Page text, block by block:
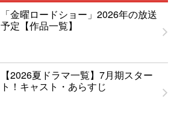
「金曜ロードショー」2026年の放送
予定【作品一覧】
【2026夏ドラマ一覧】7月期スター
ト！キャスト・あらすじ